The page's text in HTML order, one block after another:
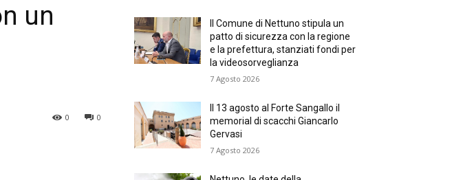
un
0
0
Il Comune di Nettuno stipula un
patto di sicurezza con la regione
e la prefettura, stanziati fondi per
la videosorveglianza
7 Agosto 2026
Il 13 agosto al Forte Sangallo il
memorial di scacchi Giancarlo
Gervasi
7 Agosto 2026